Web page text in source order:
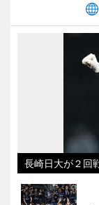
長崎日大が２